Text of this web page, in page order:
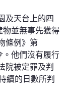
及天台上的四
物並無事先獲得
條例》第
。他們沒有履行
院被定罪及判
續的日數所判